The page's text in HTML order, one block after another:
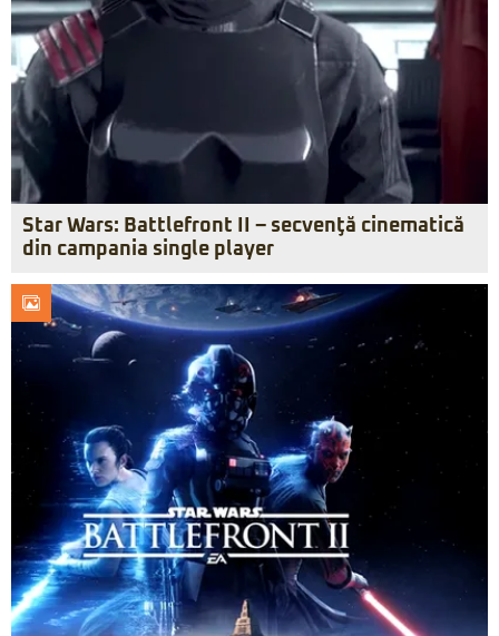
Star Wars: Battlefront II – secvenţă cinematică
din campania single player